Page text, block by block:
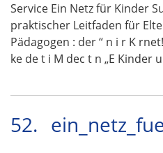
Service Ein Netz für Kinder
praktischer Leitfaden für
Pädagogen : der “ n i r K
ke de t i M dec t n „E Kinder
52.